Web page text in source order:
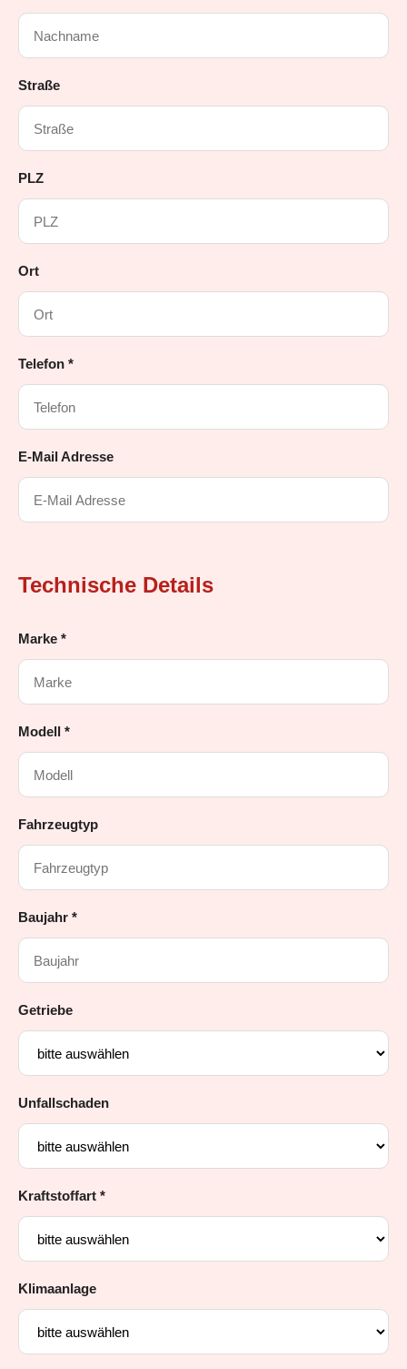
Straße
PLZ
Ort
Telefon *
E-Mail Adresse
Technische Details
Marke *
Modell *
Fahrzeugtyp
Baujahr *
Getriebe
Unfallschaden
Kraftstoffart *
Klimaanlage